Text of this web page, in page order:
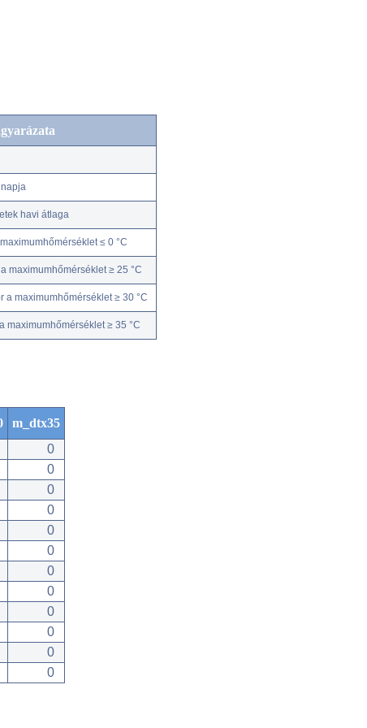
havi átlaga
≤ 0 °C
maximumhőmérséklet ≥ 25 °C
a maximumhőmérséklet ≥ 30 °C
maximumhőmérséklet ≥ 35 °C
m_dtx35
0
0
0
0
0
0
0
0
0
0
0
0